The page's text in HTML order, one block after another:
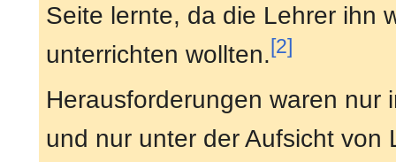
Seite lernte, da die Lehrer ihn
unterrichten wollten.[2]
Herausforderungen waren nur
und nur unter der Aufsicht von